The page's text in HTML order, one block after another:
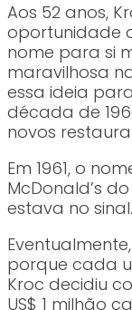
Aos 52 anos,
oportunidade
nome para si
maravilhosa
essa ideia
década de
novos
Em 1961, o
McDonald’s
estava no sinal.
porque cada
Kroc decidiu
US$ 1 milhão